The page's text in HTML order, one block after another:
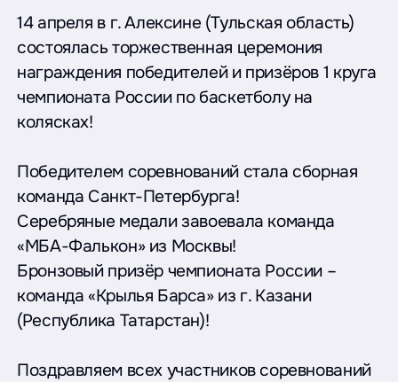
14 апреля в г. Алексине (Тульская область)
состоялась торжественная церемония
награждения победителей и призёров 1 круга
чемпионата России по баскетболу на
колясках!
Победителем соревнований стала сборная
команда Санкт-Петербурга!
Серебряные медали завоевала команда
«МБА-Фалькон» из Москвы!
Бронзовый призёр чемпионата России –
команда «Крылья Барса» из г. Казани
(Республика Татарстан)!
Поздравляем всех участников соревнований